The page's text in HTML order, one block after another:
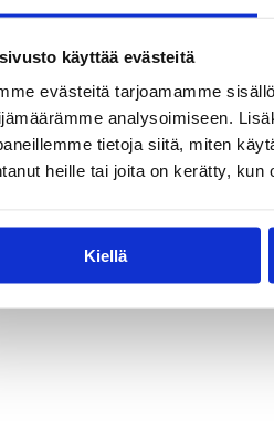
käyttää evästeitä
evästeitä tarjoamamme
analysoimiseen.
tietoja siitä, miten
heille tai joita on kerätty, kun
Kiellä